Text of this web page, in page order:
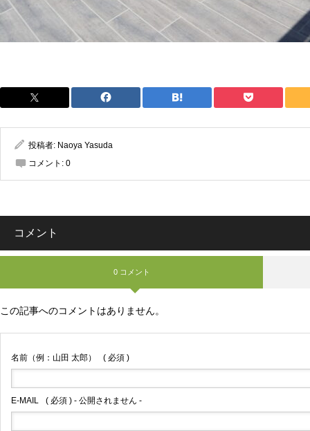
投稿者: Naoya Yasuda
コメント: 0
コメント
0 コメント
この記事へのコメントはありません。
名前（例：山田 太郎） ( 必須 )
E-MAIL ( 必須 ) - 公開されません -